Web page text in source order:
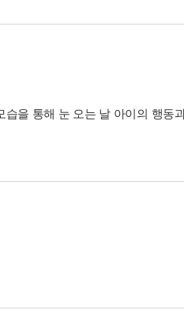
을 통해 눈 오는 날 아이의 행동